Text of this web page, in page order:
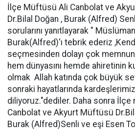
İlçe Müftüsü Ali Canbolat ve
Dr.Bilal Doğan , Burak (Alfred)
sorularını yanıtlayarak "
Burak(Alfred)'ı tebrik ederiz
seçmesinden dolayı çok
hem dünyasını hemde ahiretinin
olmak Allah katında çok büyük
sonraki hayatlarında
diliyoruz."dediler. Daha sonra
Canbolat ve Akyurt Müftüsü
Burak (Alfred)Senli ve eşi Esen